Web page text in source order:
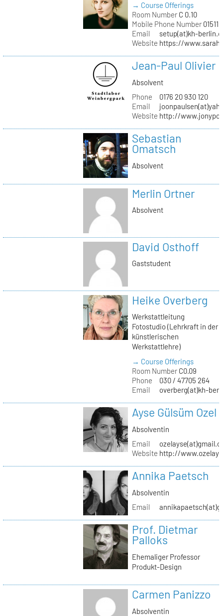
→ Course Offerings
Room NumberC 0.10
Mobile Phone Number01511
Email
setup(at)kh-
Website https://
Jean-Paul Olivier
Absolvent
Phone
0176 20 930 120
Email
Website http://
Sebastian
Omatsch
Absolvent
Merlin Ortner
Absolvent
David Osthoff
Gaststudent
Heike Overberg
Werkstattleitung
Fotostudio (Lehrkraft in der
künstlerischen
Werkstattlehre)
→ Course Offerings
Room NumberC0.09
Phone
030 / 47705 264
Email
overberg(at)kh-
Ayse Gülsüm Ozel
Absolventin
Email
Website http://
Annika Paetsch
Absolventin
Email
Prof. Dietmar
Palloks
Ehemaliger Professor
Produkt-Design
Carmen Panizzo
Absolventin